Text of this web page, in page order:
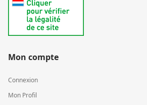
Mon compte
Connexion
Mon Profil